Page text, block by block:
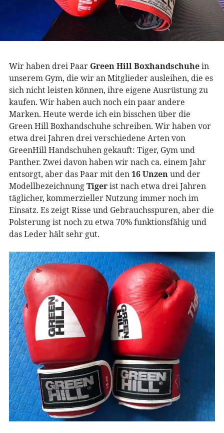
Wir haben drei Paar Green Hill Boxhandschuhein
unserem Gym, die wir an Mitglieder ausleihen, die es
sich nicht leisten können, ihre eigene Ausrüstung zu
kaufen. Wir haben auch noch ein paar andere
Marken. Heute werde ich ein bisschen über die
Green Hill Boxhandschuhe schreiben. Wir haben vor
etwa drei Jahren drei verschiedene Arten von
GreenHill Handschuhen gekauft: Tiger, Gym und
Panther. Zwei davon haben wir nach ca. einem Jahr
entsorgt, aber das Paar mit den 16 Unzen und der
ModellbezeichnungTigerist nach etwa drei Jahren
täglicher, kommerzieller Nutzung immer noch im
Einsatz. Es zeigt Risse und Gebrauchsspuren, aber die
Polsterung ist noch zu etwa 70% funktionsfähig und
das Leder hält sehr gut.